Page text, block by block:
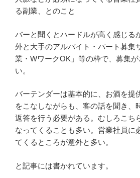
る副業、とのこと
バーと聞くとハードルが高く感じる
外と大手のアルバイト・パート募集
業・WワークOK」等の枠で、募集
い。
バーテンダーは基本的に、お酒を提
をこなしながらも、客の話を聞き、
返答を行う必要がある。むしろこち
なってくることも多い。営業社員に
てくるところが意外と多い。
と記事には書かれています。